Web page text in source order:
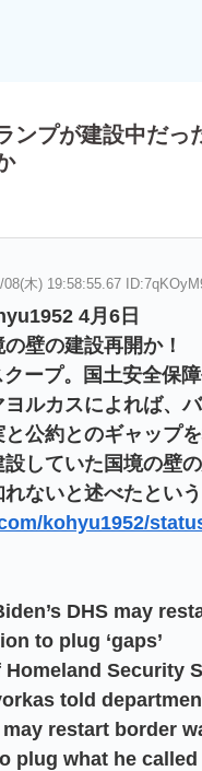
ンプが建設中だっ
08(木) 19:58:55.67
4月6日
壁の建設再開か！
ープ。国土安全保
ルカスによれば、
と公約とのギャップ
していた国境の壁
ないと述べたという
kohyu1952/
DHS may
to plug ‘gaps’
Homeland Security
told
restart border
plug what he called